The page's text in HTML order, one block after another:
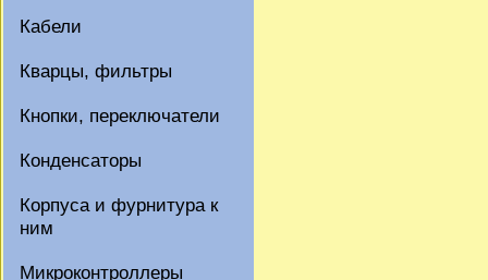
Кабели
Кварцы, фильтры
Кнопки, переключатели
Конденсаторы
Корпуса и фурнитура к
ним
Микроконтроллеры